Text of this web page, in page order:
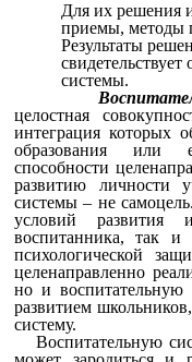
Для их решения
приемы, методы
Результаты
системы.
целостная
интеграция которых
образования или
способности
развитию личности
системы – не
условий развития
воспитанника, так
психологической
целенаправленно
но и
развитием
систему.
Воспитательную